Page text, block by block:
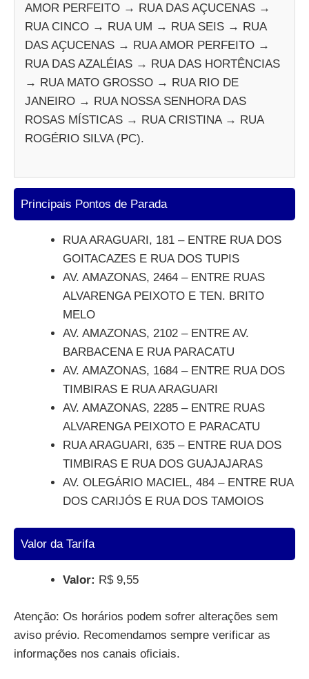
AMOR PERFEITO → RUA DAS AÇUCENAS →
RUA CINCO → RUA UM → RUA SEIS → RUA
DAS AÇUCENAS → RUA AMOR PERFEITO →
RUA DAS AZALÉIAS → RUA DAS HORTÊNCIAS
→ RUA MATO GROSSO → RUA RIO DE
JANEIRO → RUA NOSSA SENHORA DAS
ROSAS MÍSTICAS → RUA CRISTINA → RUA
ROGÉRIO SILVA (PC).
Principais Pontos de Parada
RUA ARAGUARI, 181 – ENTRE RUA DOS
GOITACAZES E RUA DOS TUPIS
AV. AMAZONAS, 2464 – ENTRE RUAS
ALVARENGA PEIXOTO E TEN. BRITO
MELO
AV. AMAZONAS, 2102 – ENTRE AV.
BARBACENA E RUA PARACATU
AV. AMAZONAS, 1684 – ENTRE RUA DOS
TIMBIRAS E RUA ARAGUARI
AV. AMAZONAS, 2285 – ENTRE RUAS
ALVARENGA PEIXOTO E PARACATU
RUA ARAGUARI, 635 – ENTRE RUA DOS
TIMBIRAS E RUA DOS GUAJAJARAS
AV. OLEGÁRIO MACIEL, 484 – ENTRE RUA
DOS CARIJÓS E RUA DOS TAMOIOS
Valor da Tarifa
Valor: R$ 9,55
Atenção: Os horários podem sofrer alterações sem
aviso prévio. Recomendamos sempre verificar as
informações nos canais oficiais.